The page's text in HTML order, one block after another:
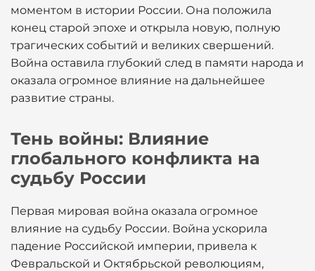
моментом в истории России. Она положила
конец старой эпохе и открыла новую, полную
трагических событий и великих свершений.
Война оставила глубокий след в памяти народа и
оказала огромное влияние на дальнейшее
развитие страны.
Тень войны: Влияние
глобального конфликта на
судьбу России
Первая мировая война оказала огромное
влияние на судьбу России. Война ускорила
падение Российской империи, привела к
Февральской и Октябрьской революциям,